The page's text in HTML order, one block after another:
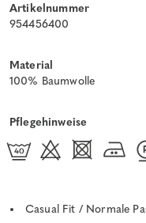
Artikelnummer
954456400
Material
100% Baumwolle
Pflegehinweise
Casual Fit / Normale